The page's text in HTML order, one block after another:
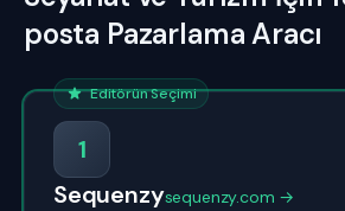
posta Pazarlama Aracı
Editörün Seçimi
1
Sequenzysequenzy.com →